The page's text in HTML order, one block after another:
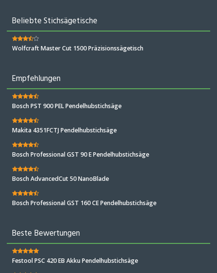
Beliebte Stichsägetische
Wolfcraft Master Cut 1500 Präzisionssägetisch
Empfehlungen
Bosch PST 900 PEL Pendelhubstichsäge
Makita 4351FCTJ Pendelhubstichsäge
Bosch Professional GST 90 E Pendelhubstichsäge
Bosch AdvancedCut 50 NanoBlade
Bosch Professional GST 160 CE Pendelhubstichsäge
Beste Bewertungen
Festool PSC 420 EB Akku Pendelhubstichsäge